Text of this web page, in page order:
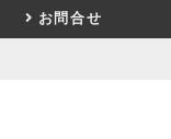
お問合せ